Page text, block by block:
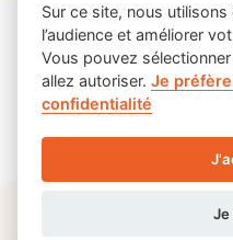
Sur ce site, nous
l’audience et améliorer
Vous pouvez
allez autoriser.Je
confidentialité
Je